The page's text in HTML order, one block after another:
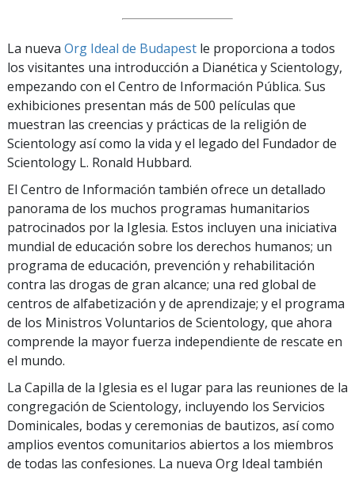
La nueva Org Ideal de Budapest le proporciona a todos
los visitantes una introducción a Dianética y Scientology,
empezando con el Centro de Información Pública. Sus
exhibiciones presentan más de 500 películas que
muestran las creencias y prácticas de la religión de
Scientology así como la vida y el legado del Fundador de
Scientology L. Ronald Hubbard.
El Centro de Información también ofrece un detallado
panorama de los muchos programas humanitarios
patrocinados por la Iglesia. Estos incluyen una iniciativa
mundial de educación sobre los derechos humanos; un
programa de educación, prevención y rehabilitación
contra las drogas de gran alcance; una red global de
centros de alfabetización y de aprendizaje; y el programa
de los Ministros Voluntarios de Scientology, que ahora
comprende la mayor fuerza independiente de rescate en
el mundo.
La Capilla de la Iglesia es el lugar para las reuniones de la
congregación de Scientology, incluyendo los Servicios
Dominicales, bodas y ceremonias de bautizos, así como
amplios eventos comunitarios abiertos a los miembros
de todas las confesiones. La nueva Org Ideal también